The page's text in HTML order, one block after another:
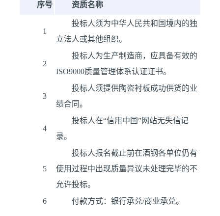
序号 资质名称
1
投标人须为中华人民共和国境内的独
立法人或其他组织。
2
投标人为生产制造商，应具备有效的
ISO9000质量管理体系认证证书。
3
投标人须提供陶瓷衬板成功供货的业
绩合同。
4
投标人在“信用中国”网站无失信记
录。
5
投标人报名截止前在酒钢各单位仍有
使用过程中出现质量异议未处理完毕的不
允许投标。
6
付款方式：银行承兑/商业承兑。